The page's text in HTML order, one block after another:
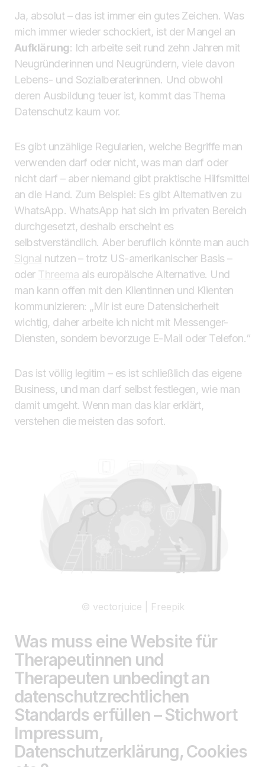
Ja, absolut – das ist immer ein gutes Zeichen. Was
mich immer wieder schockiert, ist der Mangel an
Aufklärung: Ich arbeite seit rund zehn Jahren mit
Neugründerinnen und Neugründern, viele davon
Lebens- und Sozialberaterinnen. Und obwohl
deren Ausbildung teuer ist, kommt das Thema
Datenschutz kaum vor.
Es gibt unzählige Regularien, welche Begriffe man
verwenden darf oder nicht, was man darf oder
nicht darf – aber niemand gibt praktische Hilfsmittel
an die Hand. Zum Beispiel: Es gibt Alternativen zu
WhatsApp. WhatsApp hat sich im privaten Bereich
durchgesetzt, deshalb erscheint es
selbstverständlich. Aber beruflich könnte man auch
Signal nutzen – trotz US-amerikanischer Basis –
oder Threema als europäische Alternative. Und
man kann offen mit den Klientinnen und Klienten
kommunizieren: „Mir ist eure Datensicherheit
wichtig, daher arbeite ich nicht mit Messenger-
Diensten, sondern bevorzuge E-Mail oder Telefon.“
Das ist völlig legitim – es ist schließlich das eigene
Business, und man darf selbst festlegen, wie man
damit umgeht. Wenn man das klar erklärt,
verstehen die meisten das sofort.
© vectorjuice | Freepik
Was muss eine Website für
Therapeutinnen und
Therapeuten unbedingt an
datenschutzrechtlichen
Standards erfüllen – Stichwort
Impressum,
Datenschutzerklärung, Cookies